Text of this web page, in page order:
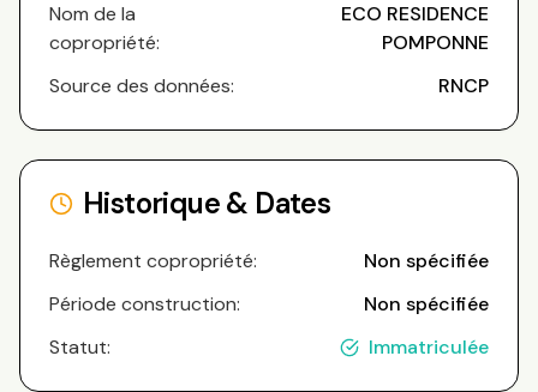
Nom de la
copropriété:
ECO RESIDENCE
POMPONNE
Source des données:
RNCP
Historique & Dates
Règlement copropriété:
Non spécifiée
Période construction:
Non spécifiée
Statut:
Immatriculée